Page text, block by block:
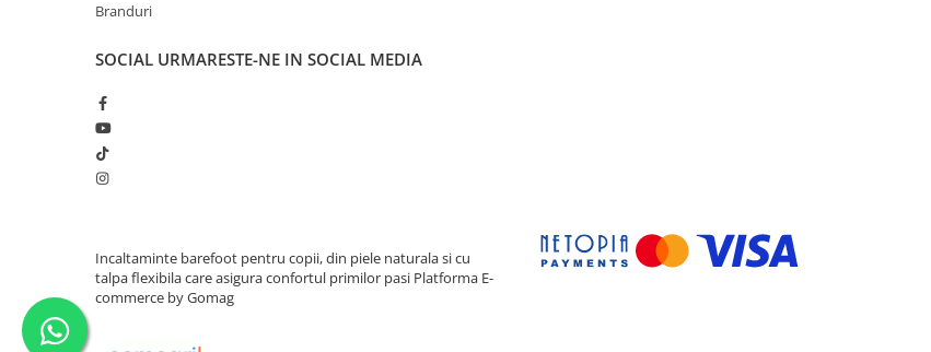
Branduri
SOCIAL URMARESTE-NE IN SOCIAL MEDIA
Incaltaminte barefoot pentru copii, din piele naturala si cu
talpa flexibila care asigura confortul primilor pasi Platforma E-
commerce by Gomag